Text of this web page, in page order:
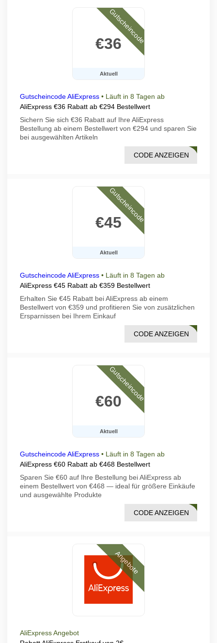
€36
Aktuell
Gutscheincode
Gutscheincode AliExpress • Läuft in 8 Tagen ab
AliExpress €36 Rabatt ab €294 Bestellwert
Sichern Sie sich €36 Rabatt auf Ihre AliExpress
Bestellung ab einem Bestellwert von €294 und sparen Sie
bei ausgewählten Artikeln
DF07
CODE ANZEIGEN
€45
Aktuell
Gutscheincode
Gutscheincode AliExpress • Läuft in 8 Tagen ab
AliExpress €45 Rabatt ab €359 Bestellwert
Erhalten Sie €45 Rabatt bei AliExpress ab einem
Bestellwert von €359 und profitieren Sie von zusätzlichen
Ersparnissen bei Ihrem Einkauf
VI45
CODE ANZEIGEN
€60
Aktuell
Gutscheincode
Gutscheincode AliExpress • Läuft in 8 Tagen ab
AliExpress €60 Rabatt ab €468 Bestellwert
Sparen Sie €60 auf Ihre Bestellung bei AliExpress ab
einem Bestellwert von €468 — ideal für größere Einkäufe
und ausgewählte Produkte
DF08
CODE ANZEIGEN
Angebote
AliExpress Angebot